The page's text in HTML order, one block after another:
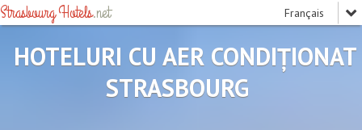
Strasbourg Hotels.net
HOTELURI CU AER CONDIŢIONAT
STRASBOURG